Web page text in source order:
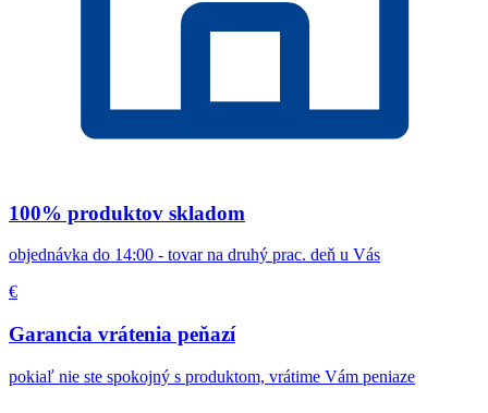
100% produktov skladom
objednávka do 14:00 - tovar na druhý prac. deň u Vás
€
Garancia vrátenia peňazí
pokiaľ nie ste spokojný s produktom, vrátime Vám peniaze